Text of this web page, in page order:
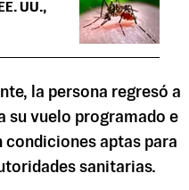
UU.,
la persona regresó a
su vuelo programado e
condiciones aptas para
sanitarias.